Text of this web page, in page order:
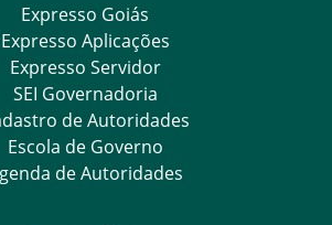
Expresso Goiás
Expresso Aplicações
Expresso Servidor
SEI Governadoria
de Autoridades
Escola de Governo
de Autoridades